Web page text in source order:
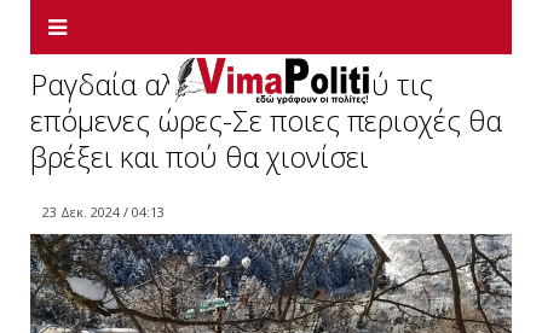
Ραγδαία αλλαγή του καιρού τις
επόμενες ώρες-Σε ποιες περιοχές θα
βρέξει και πού θα χιονίσει
23 Δεκ. 2024 / 04:13